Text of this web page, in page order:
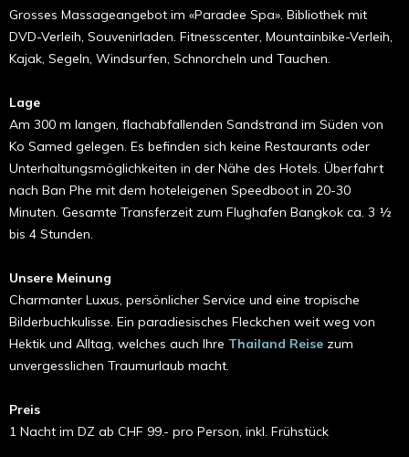
Grosses Massageangebot im «Paradee Spa». Bibliothek mit
DVD-Verleih, Souvenir­laden. Fitnesscenter, Mountainbike-Verleih,
Kajak, Segeln, Wind­surfen, Schnorcheln und Tauchen.
Lage
Am 300 m langen, flachabfallenden Sandstrand im Süden von
Ko Samed gelegen. Es befinden sich keine Restau­rants oder
Unterhaltungsmöglichkeiten in der Nähe des Hotels. Überfahrt
nach Ban Phe mit dem hoteleigenen Speed­boot in 20-30
Minuten. Gesamte Transferzeit zum Flughafen Bangkok ca. 3 ½
bis 4 Stunden.
Unsere Meinung
Charmanter Luxus, persönlicher Service und eine tropische
Bilderbuchkulisse. Ein paradiesisches Fleckchen weit weg von
Hektik und Alltag, welches auch Ihre Thailand Reise zum
unvergesslichen Traumurlaub macht.
Preis
1 Nacht im DZ ab CHF 99.- pro Person, inkl. Frühstück